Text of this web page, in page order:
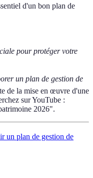
d'un bon plan de
pour protéger votre
un plan de gestion de
de la mise en œuvre d'une
sur YouTube :
2026".
un plan de gestion de